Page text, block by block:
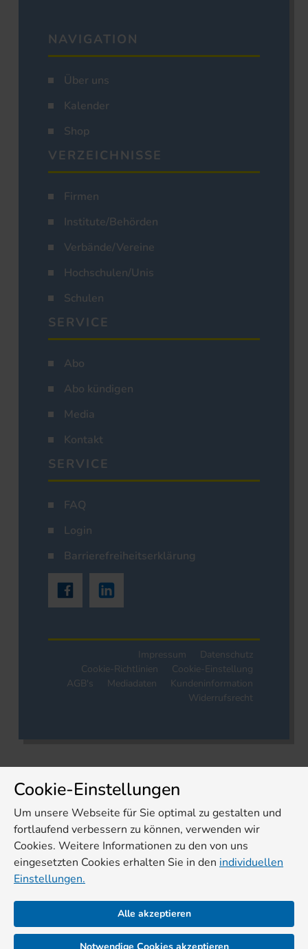
NAVIGATION
Über uns
Kalender
Shop
VERZEICHNISSE
Firmen
Institute/Behörden
Verbände/Vereine
Hochschulen/Unis
Schulen
SERVICE
Abo
Abo kündigen
Media
Kontakt
SERVICE
FAQ
Login
Barrierefreiheitserklärung
Impressum
Datenschutz
Cookie-Richtlinien
Cookie-Einstellung
AGB's
Mediadaten
Kundeninformation
Widerrufsrecht
Cookie-Einstellungen
Um unsere Webseite für Sie optimal zu gestalten und
fortlaufend verbessern zu können, verwenden wir
Cookies. Weitere Informationen zu den von uns
eingesetzten Cookies erhalten Sie in den individuellen
Einstellungen.
Alle akzeptieren